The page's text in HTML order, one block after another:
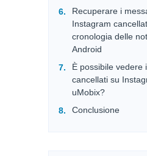
Recuperare i
Instagram
cronologia delle
Android
È possibile vedere
cancellati su
uMobix?
Conclusione